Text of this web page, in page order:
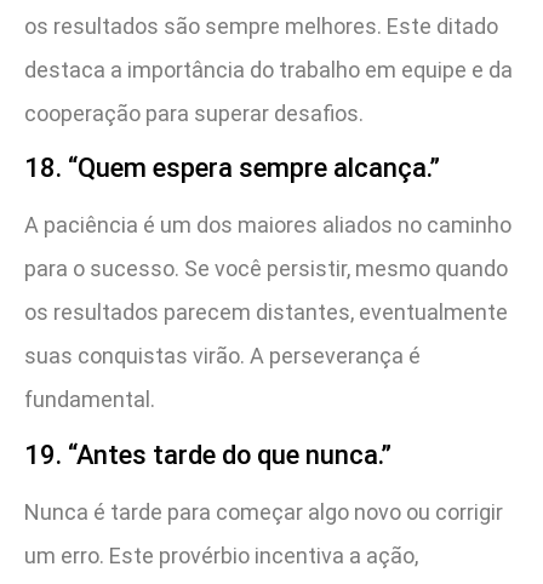
os resultados são sempre melhores. Este ditado
destaca a importância do trabalho em equipe e da
cooperação para superar desafios.
18. “Quem espera sempre alcança.”
A paciência é um dos maiores aliados no caminho
para o sucesso. Se você persistir, mesmo quando
os resultados parecem distantes, eventualmente
suas conquistas virão. A perseverança é
fundamental.
19. “Antes tarde do que nunca.”
Nunca é tarde para começar algo novo ou corrigir
um erro. Este provérbio incentiva a ação,